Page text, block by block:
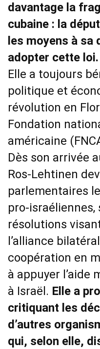
davantage la
cubaine : la
les moyens à
adopter cette loi.
Elle a toujours
politique et
révolution en
Fondation
américaine
Dès son arrivée
Ros-Lehtinen
parlementaires
pro-
résolutions
l’alliance
coopération en
à appuyer l’aide
à Israël. Elle a
critiquant les
d’autres
qui, selon elle,